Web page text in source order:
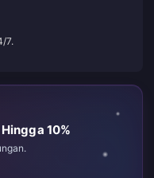
7.
10%